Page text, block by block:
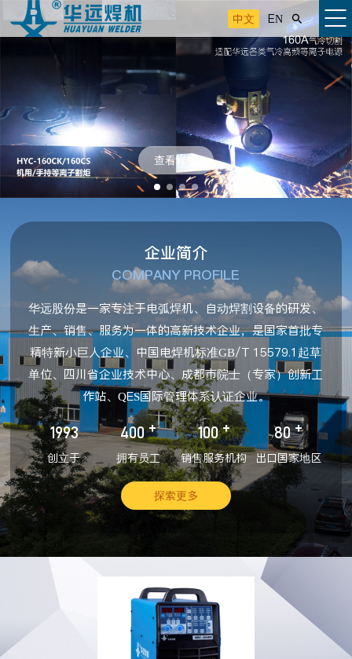
中文 EN 
查看详情
企业简介
COMPANY PROFILE
华远股份是一家专注于电弧焊机、自动焊割设备的研发、
生产、销售、服务为一体的高新技术企业，是国家首批专
精特新小巨人企业、中国电焊机标准GB/T 15579.1起草
单位、四川省企业技术中心、成都市院士（专家）创新工
作站、QES国际管理体系认证企业。
1993
创立于
400 +
拥有员工
100 +
销售服务机构
80 +
出口国家地区
探索更多